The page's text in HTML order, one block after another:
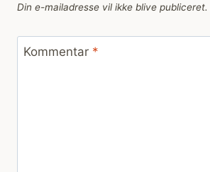
Din e-mailadresse vil ikke blive publiceret.
Kommentar *